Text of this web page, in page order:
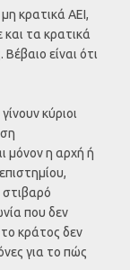
κρατικά ΑΕΙ,
τα κρατικά
είναι ότι
κύριοι
μόνον η αρχή ή
που δεν
κράτος δεν
για το πώς